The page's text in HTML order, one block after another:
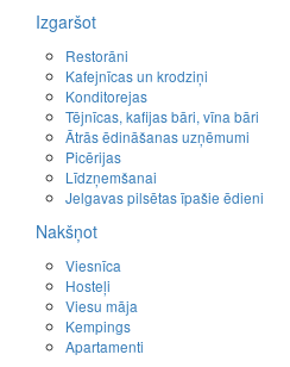
Izgaršot
Restorāni
Kafejnīcas un krodziņi
Konditorejas
Tējnīcas, kafijas bāri, vīna bāri
Ātrās ēdināšanas uzņēmumi
Picērijas
Līdzņemšanai
Jelgavas pilsētas īpašie ēdieni
Nakšņot
Viesnīca
Hosteļi
Viesu māja
Kempings
Apartamenti